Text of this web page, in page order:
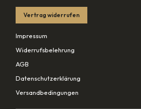
Vertrag widerrufen
Impressum
Widerrufsbelehrung
AGB
Datenschutzerklärung
Versandbedingungen